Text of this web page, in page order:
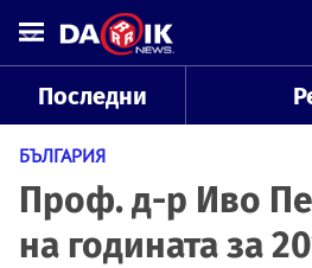
Последни
БЪЛГАРИЯ
Проф. д-р Иво
на годината за